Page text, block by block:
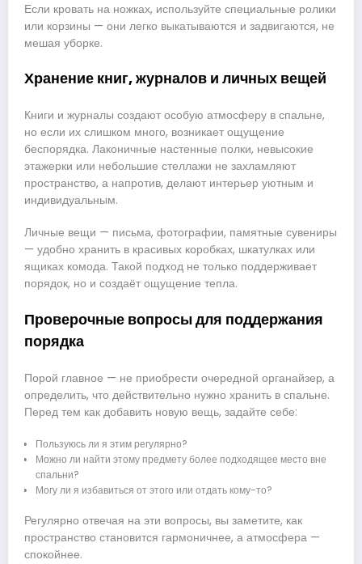
Если кровать на ножках, используйте специальные ролики
или корзины — они легко выкатываются и задвигаются, не
мешая уборке.
Хранение книг, журналов и личных вещей
Книги и журналы создают особую атмосферу в спальне,
но если их слишком много, возникает ощущение
беспорядка. Лаконичные настенные полки, невысокие
этажерки или небольшие стеллажи не захламляют
пространство, а напротив, делают интерьер уютным и
индивидуальным.
Личные вещи — письма, фотографии, памятные сувениры
— удобно хранить в красивых коробках, шкатулках или
ящиках комода. Такой подход не только поддерживает
порядок, но и создаёт ощущение тепла.
Проверочные вопросы для поддержания
порядка
Порой главное — не приобрести очередной органайзер, а
определить, что действительно нужно хранить в спальне.
Перед тем как добавить новую вещь, задайте себе:
Пользуюсь ли я этим регулярно?
Можно ли найти этому предмету более подходящее место вне
спальни?
Могу ли я избавиться от этого или отдать кому-то?
Регулярно отвечая на эти вопросы, вы заметите, как
пространство становится гармоничнее, а атмосфера —
спокойнее.